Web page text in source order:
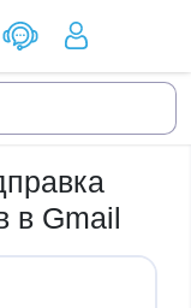
в Gmail